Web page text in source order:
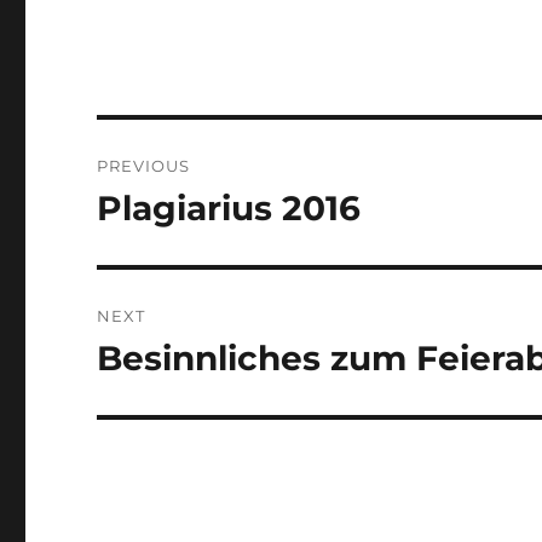
navigation
PREVIOUS
Previous
Plagiarius 2016
NEXT
Next
Besinnliches zum